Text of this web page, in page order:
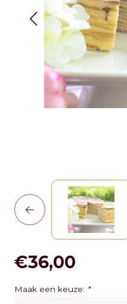
€36,00
Maak een keuze: *